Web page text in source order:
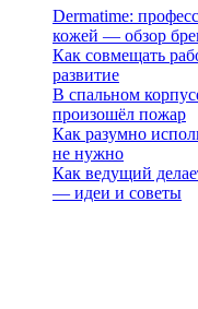
Dermatime:
кожей — обзор
Как совмещать
развитие
В спальном
произошёл пожар
Как разумно
не нужно
Как ведущий
— идеи и советы